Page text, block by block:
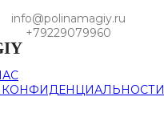
info@polinamagiy.ru
+79229079960